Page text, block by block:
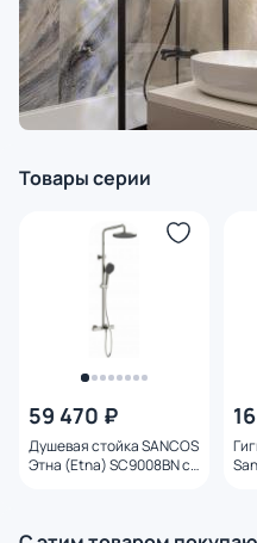
Товары серии
59 470 ₽
Душевая стойка SANCOS
Этна (Etna) SC9008BN с